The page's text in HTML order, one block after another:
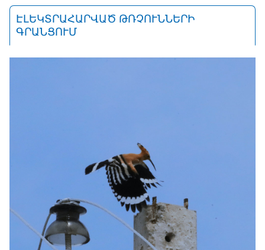
ԷԼԵԿՏՐԱՀԱՐՎԱԾ ԹՌՉՈՒՆՆԵՐԻ
ԳՐԱՆՑՈՒՄ